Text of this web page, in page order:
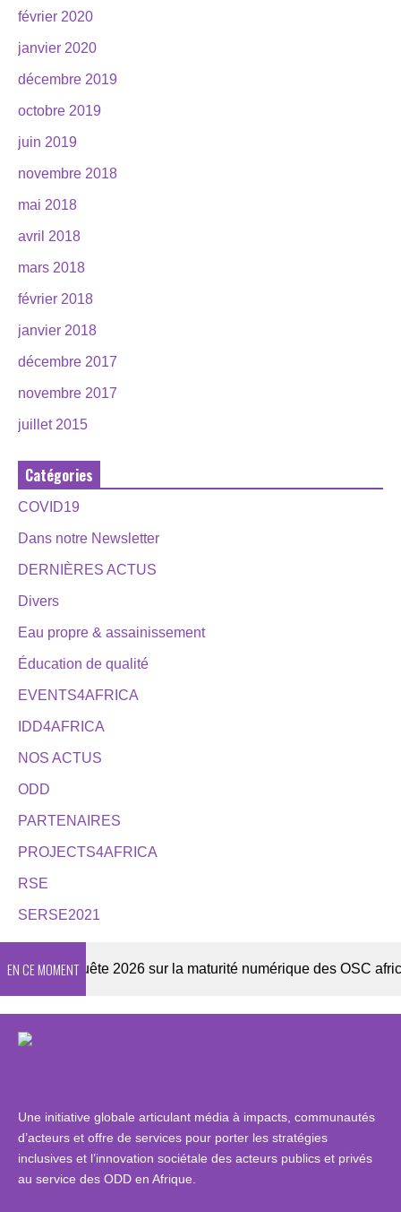
février 2020
janvier 2020
décembre 2019
octobre 2019
juin 2019
novembre 2018
mai 2018
avril 2018
mars 2018
février 2018
janvier 2018
décembre 2017
novembre 2017
juillet 2015
Catégories
COVID19
Dans notre Newsletter
DERNIÈRES ACTUS
Divers
Eau propre & assainissement
Éducation de qualité
EVENTS4AFRICA
IDD4AFRICA
NOS ACTUS
ODD
PARTENAIRES
PROJECTS4AFRICA
RSE
SERSE2021
EN CE MOMENT
Enquête 2026 sur la maturité numérique des OSC
Une initiative globale articulant média à impacts, communautés
d’acteurs et offre de services pour porter les stratégies
inclusives et l’innovation sociétale des acteurs publics et privés
au service des ODD en Afrique.